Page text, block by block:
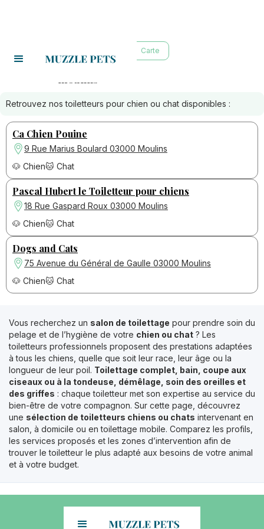
Carte
moulins
Retrouvez nos toiletteurs pour chien ou chat disponibles :
Ca Chien Pouine
9 Rue Marius Boulard 03000 Moulins
🐶 Chien🐱 Chat
Pascal Hubert le Toiletteur pour chiens
18 Rue Gaspard Roux 03000 Moulins
🐶 Chien🐱 Chat
Dogs and Cats
75 Avenue du Général de Gaulle 03000 Moulins
🐶 Chien🐱 Chat
Vous recherchez un salon de toilettage pour prendre soin du
pelage et de l’hygiène de votre chien ou chat ? Les
toiletteurs professionnels proposent des prestations adaptées
à tous les chiens, quelle que soit leur race, leur âge ou la
longueur de leur poil. Toilettage complet, bain, coupe aux
ciseaux ou à la tondeuse, démêlage, soin des oreilles et
des griffes : chaque toiletteur met son expertise au service du
bien-être de votre compagnon. Sur cette page, découvrez
une sélection de toiletteurs chiens ou chats intervenant en
salon, à domicile ou en toilettage mobile. Comparez les profils,
les services proposés et les zones d’intervention afin de
trouver le toiletteur le plus adapté aux besoins de votre animal
et à votre budget.